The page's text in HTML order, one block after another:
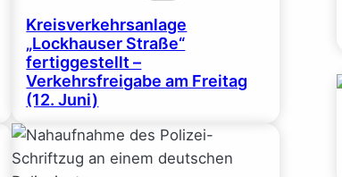
Kreisverkehrsanlage
„Lockhauser Straße“
fertiggestellt –
Verkehrsfreigabe am Freitag
(12. Juni)